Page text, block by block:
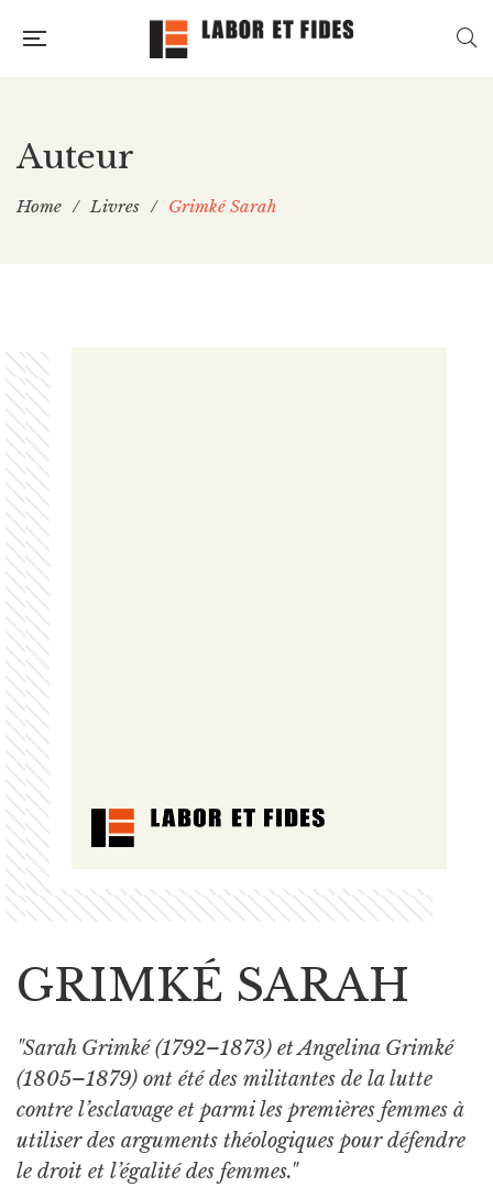
Auteur
Home / Livres / Grimké Sarah
GRIMKÉ SARAH
"Sarah Grimké (1792–1873) et Angelina Grimké
(1805–1879) ont été des militantes de la lutte
contre l’esclavage et parmi les premières femmes à
utiliser des arguments théologiques pour défendre
le droit et l’égalité des femmes."